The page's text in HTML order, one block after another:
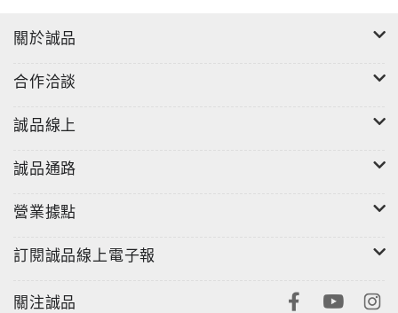
關於誠品
合作洽談
誠品線上
誠品通路
營業據點
訂閱誠品線上電子報
關注誠品